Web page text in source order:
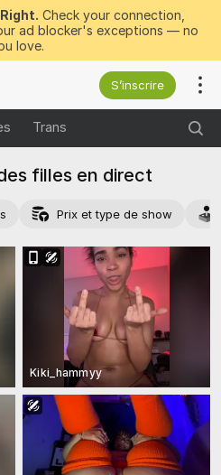
Check your connection,
ad blocker's exceptions — no
love.
S’inscrire
Trans
filles en direct
Prix et type de show
Kiki_hammyy